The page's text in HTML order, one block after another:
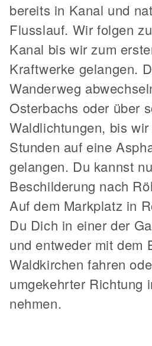
bereits in Kanal und
Flusslauf. Wir folgen
Kanal bis wir zum
Kraftwerke gelangen.
Wanderweg
Osterbachs oder über
Waldlichtungen, bis
Stunden auf eine
gelangen. Du kannst
Beschilderung nach
Auf dem Markplatz in
Du Dich in einer der
und entweder mit dem
Waldkirchen fahren
umgekehrter Richtung
nehmen.